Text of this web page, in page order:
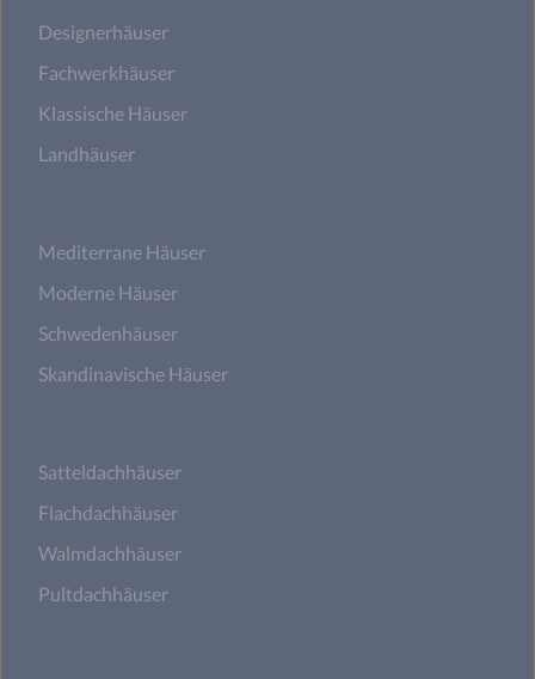
Designerhäuser
Fachwerkhäuser
Klassische Häuser
Landhäuser
Mediterrane Häuser
Moderne Häuser
Schwedenhäuser
Skandinavische Häuser
Satteldachhäuser
Flachdachhäuser
Walmdachhäuser
Pultdachhäuser